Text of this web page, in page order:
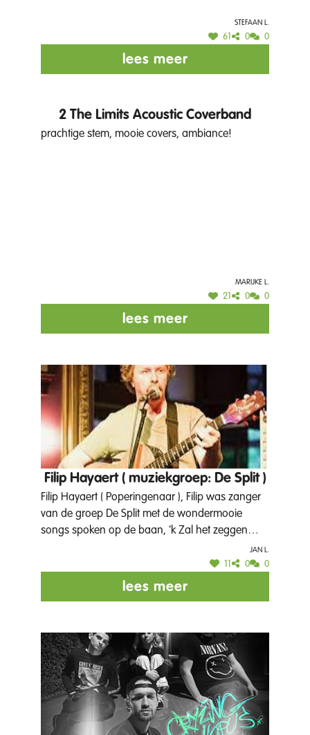
Stefaan L.
61 0 0
lees meer
2 The Limits Acoustic Coverband
prachtige stem, mooie covers, ambiance!
Marijke L.
21 0 0
lees meer
Filip Hayaert ( muziekgroep: De Split )
Filip Hayaert ( Poperingenaar ), Filip was zanger
van de groep De Split met de wondermooie
songs spoken op de baan, 'k Zal het zeggen
oudere songs terug tot leven brengen zou dat
wel mooi zijn ! Er zijn in Poperinge zeker begin
Belgium, Sandrino Deroo, Blind Act, Greenhorns,
dan raad ik zeker Filip Hayaert aan om de songs
spoken op de baan te laten zingen, zoals er
zoveel spoken rondlopen hé haha :)
Jan L.
0 0
lees meer